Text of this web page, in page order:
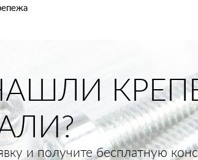
и получите бесплатную